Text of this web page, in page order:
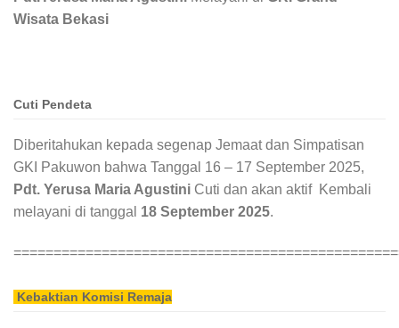
Wisata Bekasi
Cuti Pendeta
Diberitahukan kepada segenap Jemaat dan Simpatisan
GKI Pakuwon bahwa Tanggal 16 – 17 September 2025,
Pdt. Yerusa Maria Agustini Cuti dan akan aktif Kembali
melayani di tanggal 18 September 2025.
Kebaktian Komisi Remaja